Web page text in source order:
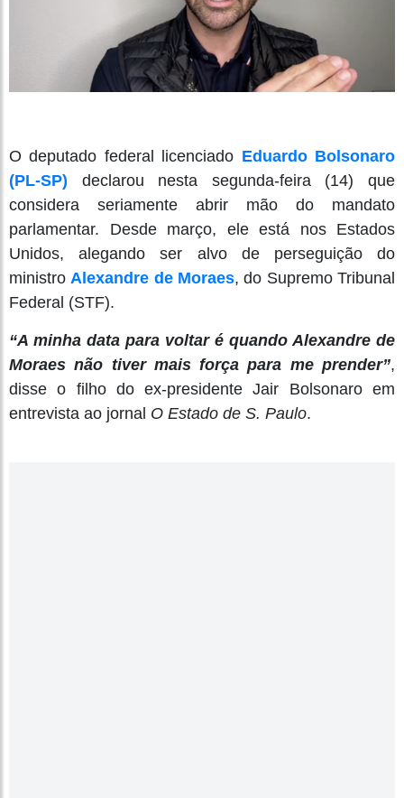
O deputado federal licenciado Eduardo Bolsonaro
(PL-SP) declarou nesta segunda-feira (14) que
considera seriamente abrir mão do mandato
parlamentar. Desde março, ele está nos Estados
Unidos, alegando ser alvo de perseguição do
ministroAlexandre de Moraes, do Supremo Tribunal
Federal (STF).
“A minha data para voltar é quando Alexandre de
Moraes não tiver mais força para me prender”,
disse o filho do ex-presidente Jair Bolsonaro em
entrevista ao jornal O Estado de S. Paulo.